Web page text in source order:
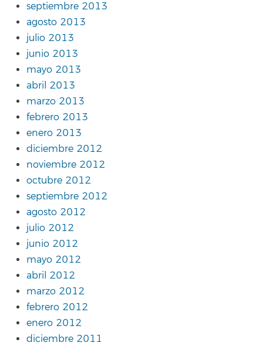
septiembre 2013
agosto 2013
julio 2013
junio 2013
mayo 2013
abril 2013
marzo 2013
febrero 2013
enero 2013
diciembre 2012
noviembre 2012
octubre 2012
septiembre 2012
agosto 2012
julio 2012
junio 2012
mayo 2012
abril 2012
marzo 2012
febrero 2012
enero 2012
diciembre 2011